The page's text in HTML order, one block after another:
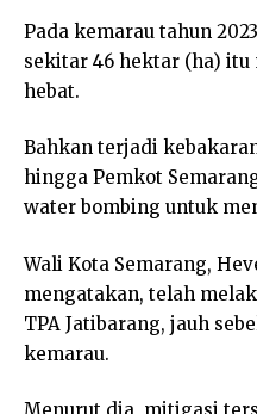
Pada kemarau tahun
sekitar 46 hektar (ha)
hebat.
Bahkan terjadi
hingga Pemkot
water bombing untuk
Wali Kota Semarang,
mengatakan, telah
TPA Jatibarang, jauh
kemarau.